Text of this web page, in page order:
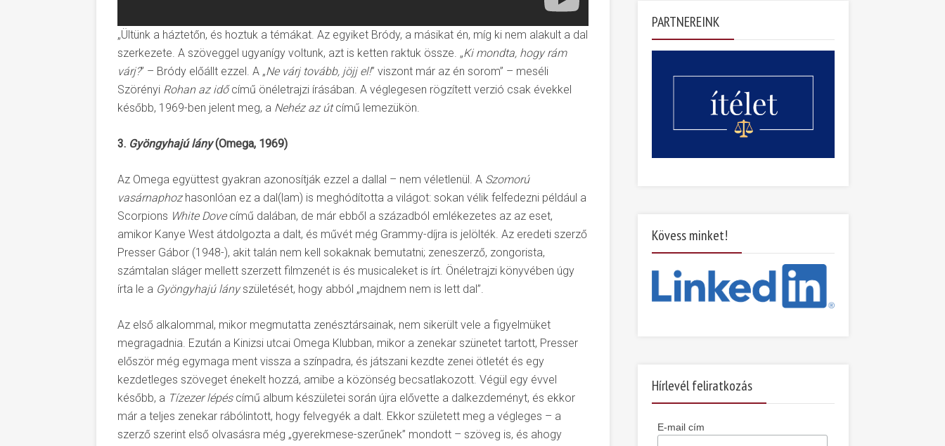
„Ültünk a háztetőn, és hoztuk a témákat. Az egyiket Bródy, a másikat én, míg ki nem alakult a dal
szerkezete. A szöveggel ugyanígy voltunk, azt is ketten raktuk össze. „Ki mondta, hogy rám
várj?” – Bródy előállt ezzel. A „Ne várj tovább, jöjj el!” viszont már az én sorom” – meséli
Szörényi Rohan az időcímű önéletrajzi írásában. A véglegesen rögzített verzió csak évekkel
később, 1969-ben jelent meg, a Nehéz az útcímű lemezükön.
3. Gyöngyhajú lány(Omega, 1969)
Az Omega együttest gyakran azonosítják ezzel a dallal – nem véletlenül. A Szomorú
vasárnaphozhasonlóan ez a dal(lam) is meghódította a világot: sokan vélik felfedezni például a
Scorpions White Dovecímű dalában, de már ebből a századból emlékezetes az az eset,
amikor Kanye West átdolgozta a dalt, és művét még Grammy-díjra is jelölték. Az eredeti szerző
Presser Gábor (1948-), akit talán nem kell sokaknak bemutatni; zeneszerző, zongorista,
számtalan sláger mellett szerzett filmzenét is és musicaleket is írt. Önéletrajzi könyvében úgy
írta le a Gyöngyhajú lányszületését, hogy abból „majdnem nem is lett dal”.
Az első alkalommal, mikor megmutatta zenésztársainak, nem sikerült vele a figyelmüket
megragadnia. Ezután a Kinizsi utcai Omega Klubban, mikor a zenekar szünetet tartott, Presser
először még egymaga ment vissza a színpadra, és játszani kezdte zenei ötletét és egy
kezdetleges szöveget énekelt hozzá, amibe a közönség becsatlakozott. Végül egy évvel
később, a Tízezer lépéscímű album készületei során újra elővette a dalkezdeményt, és ekkor
már a teljes zenekar rábólintott, hogy felvegyék a dalt. Ekkor született meg a végleges – a
szerző szerint első olvasásra még „gyerekmese-szerűnek” mondott – szöveg is, és ahogy
PARTNEREINK
Kövess minket!
Hírlevél feliratkozás
E-mail cím